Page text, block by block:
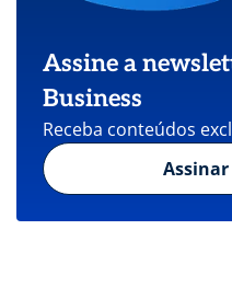
Assine a
Business
Receba conteúdos